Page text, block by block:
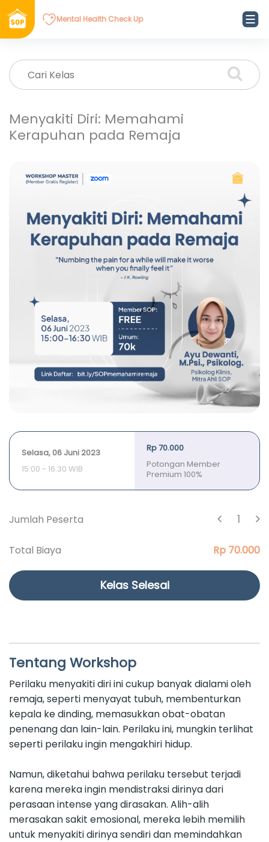
Mental Health Check Up
Menyakiti Diri: Memahami
Kerapuhan pada Remaja
Selasa, 06 Juni 2023
15:00 - 16:30 WIB
Rp 70.000
Potongan Member
Premium 100%
Jumlah Peserta 1
Total Biaya Rp 70.000
Kelas Selesai
Tentang Workshop
Perilaku menyakiti diri ini cukup banyak dialami oleh
remaja, seperti menyayat tubuh, membenturkan
kepala ke dinding, memasukkan obat-obatan
penenang dan lain-lain. Perilaku ini, mungkin terlihat
seperti perilaku ingin mengakhiri hidup.
Namun, diketahui bahwa perilaku tersebut terjadi
karena mereka ingin mendistraksi dirinya dari
perasaan intense yang dirasakan. Alih-alih
merasakan sakit emosional, mereka lebih memilih
untuk menyakiti dirinya sendiri dan memindahkan